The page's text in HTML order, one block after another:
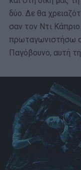
δύο. Δε θα
σαν τον Ντι
πρωταγωνιστήσω
Παγόβουνο, αυτή